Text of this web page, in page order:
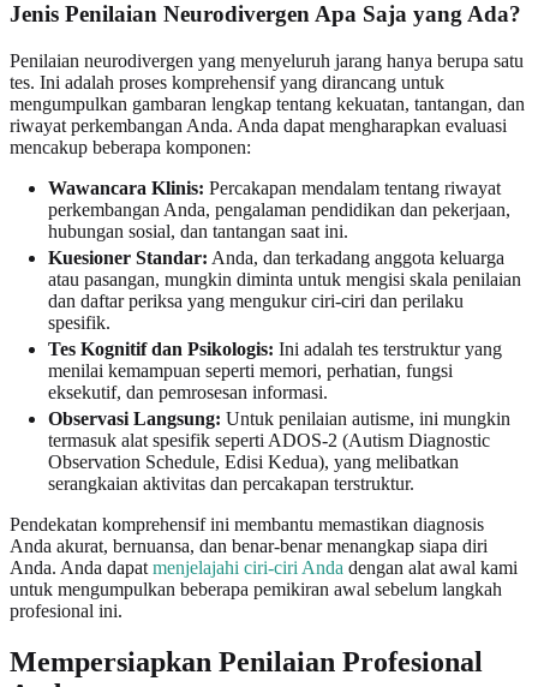
Jenis Penilaian Neurodivergen Apa Saja yang Ada?
Penilaian neurodivergen yang menyeluruh jarang hanya berupa satu
tes. Ini adalah proses komprehensif yang dirancang untuk
mengumpulkan gambaran lengkap tentang kekuatan, tantangan, dan
riwayat perkembangan Anda. Anda dapat mengharapkan evaluasi
mencakup beberapa komponen:
Wawancara Klinis: Percakapan mendalam tentang riwayat
perkembangan Anda, pengalaman pendidikan dan pekerjaan,
hubungan sosial, dan tantangan saat ini.
Kuesioner Standar: Anda, dan terkadang anggota keluarga
atau pasangan, mungkin diminta untuk mengisi skala penilaian
dan daftar periksa yang mengukur ciri-ciri dan perilaku
spesifik.
Tes Kognitif dan Psikologis: Ini adalah tes terstruktur yang
menilai kemampuan seperti memori, perhatian, fungsi
eksekutif, dan pemrosesan informasi.
Observasi Langsung: Untuk penilaian autisme, ini mungkin
termasuk alat spesifik seperti ADOS-2 (Autism Diagnostic
Observation Schedule, Edisi Kedua), yang melibatkan
serangkaian aktivitas dan percakapan terstruktur.
Pendekatan komprehensif ini membantu memastikan diagnosis
Anda akurat, bernuansa, dan benar-benar menangkap siapa diri
Anda. Anda dapat menjelajahi ciri-ciri Anda dengan alat awal kami
untuk mengumpulkan beberapa pemikiran awal sebelum langkah
profesional ini.
Mempersiapkan Penilaian Profesional